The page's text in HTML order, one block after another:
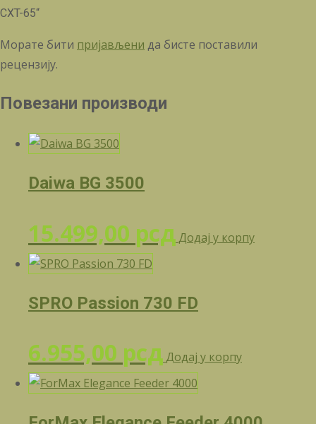
CXT-65“
Морате бити пријављени да бисте поставили
рецензију.
Повезани производи
Daiwa BG 3500
15.499,00 рсд Додај у корпу
SPRO Passion 730 FD
6.955,00 рсд Додај у корпу